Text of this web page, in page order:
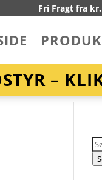
Fri Fragt fra
–